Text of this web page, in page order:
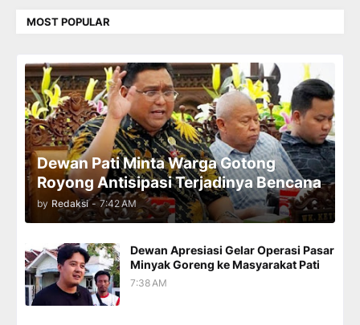
MOST POPULAR
Dewan Pati Minta Warga Gotong
Royong Antisipasi Terjadinya Bencana
by Redaksi - 7:42 AM
Dewan Apresiasi Gelar Operasi Pasar
Minyak Goreng ke Masyarakat Pati
7:38 AM